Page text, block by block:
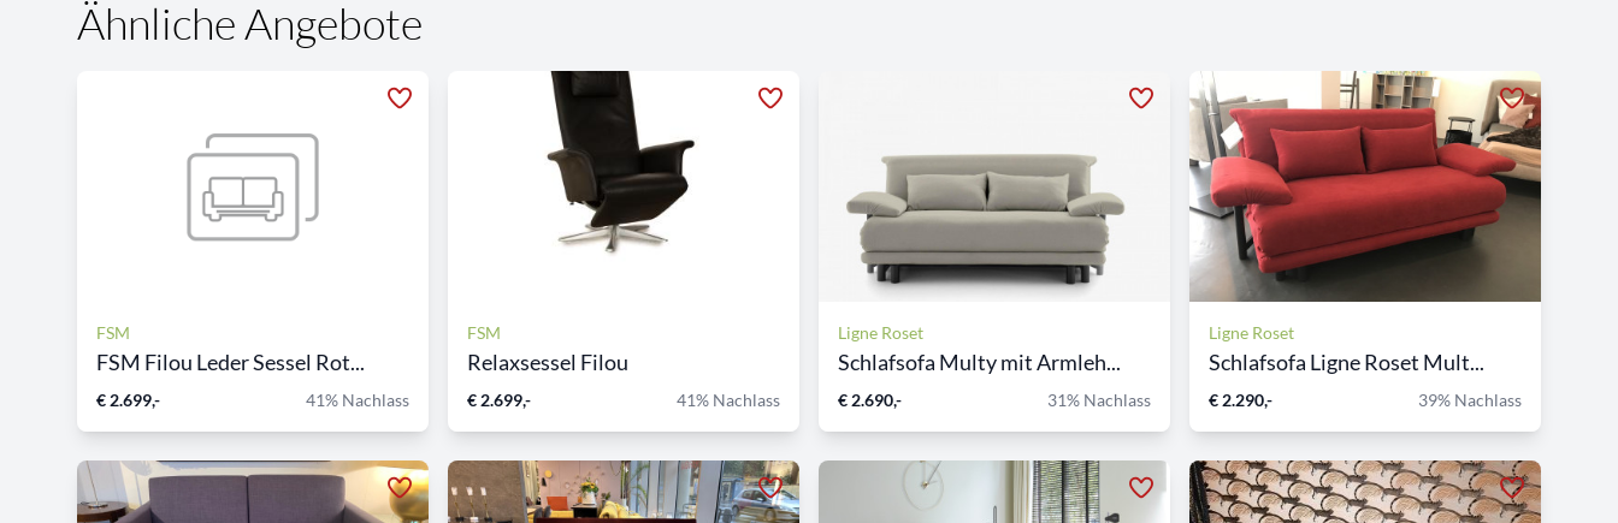
Ähnliche Angebote
FSM
FSM Filou Leder Sessel Rot...
€ 2.699,- 41% Nachlass
FSM
Relaxsessel Filou
€ 2.699,- 41% Nachlass
Ligne Roset
Schlafsofa Multy mit Armleh...
€ 2.690,- 31% Nachlass
Ligne Roset
Schlafsofa Ligne Roset Mult...
€ 2.290,- 39% Nachlass